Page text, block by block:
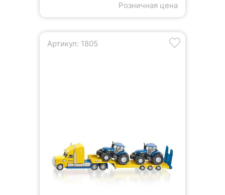
Розничная цена
Артикул: 1805